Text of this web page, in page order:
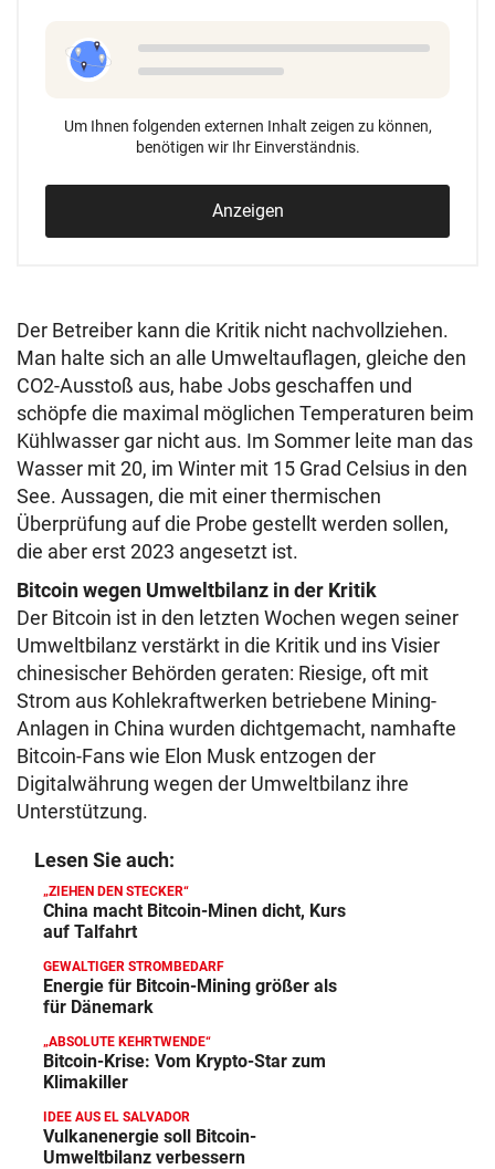
Um Ihnen folgenden externen Inhalt zeigen zu können,
benötigen wir Ihr Einverständnis.
Anzeigen
Der Betreiber kann die Kritik nicht nachvollziehen.
Man halte sich an alle Umweltauflagen, gleiche den
CO2-Ausstoß aus, habe Jobs geschaffen und
schöpfe die maximal möglichen Temperaturen beim
Kühlwasser gar nicht aus. Im Sommer leite man das
Wasser mit 20, im Winter mit 15 Grad Celsius in den
See. Aussagen, die mit einer thermischen
Überprüfung auf die Probe gestellt werden sollen,
die aber erst 2023 angesetzt ist.
Bitcoin wegen Umweltbilanz in der Kritik
Der Bitcoin ist in den letzten Wochen wegen seiner
Umweltbilanz verstärkt in die Kritik und ins Visier
chinesischer Behörden geraten: Riesige, oft mit
Strom aus Kohlekraftwerken betriebene Mining-
Anlagen in China wurden dichtgemacht, namhafte
Bitcoin-Fans wie Elon Musk entzogen der
Digitalwährung wegen der Umweltbilanz ihre
Unterstützung.
Lesen Sie auch:
„ZIEHEN DEN STECKER“
China macht Bitcoin-Minen dicht, Kurs
auf Talfahrt
GEWALTIGER STROMBEDARF
Energie für Bitcoin-Mining größer als
für Dänemark
„ABSOLUTE KEHRTWENDE“
Bitcoin-Krise: Vom Krypto-Star zum
Klimakiller
IDEE AUS EL SALVADOR
Vulkanenergie soll Bitcoin-
Umweltbilanz verbessern